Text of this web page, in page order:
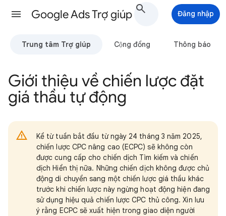
Google Ads Trợ giúp Đăng nhập
Trung tâm Trợ giúp Cộng đồng Thông báo
Giới thiệu về chiến lược đặt
giá thầu tự động
Kể từ tuần bắt đầu từ ngày 24 tháng 3 năm 2025,
chiến lược CPC nâng cao (ECPC) sẽ không còn
được cung cấp cho chiến dịch Tìm kiếm và chiến
dịch Hiển thị nữa. Những chiến dịch không được chủ
động di chuyển sang một chiến lược giá thầu khác
trước khi chiến lược này ngừng hoạt động hiện đang
sử dụng hiệu quả chiến lược CPC thủ công. Xin lưu
ý rằng ECPC sẽ xuất hiện trong giao diện người